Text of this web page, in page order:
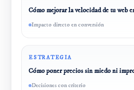
Cómo mejorar la velocidad de tu web
Impacto directo en conversión
ESTRATEGIA
Cómo poner precios sin miedo ni
Decisiones con criterio